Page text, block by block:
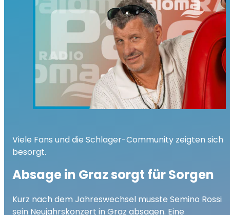
Viele Fans und die Schlager-Community zeigten sich
besorgt.
Absage in Graz sorgt für Sorgen
Kurz nach dem Jahreswechsel musste Semino Rossi
sein Neujahrskonzert in Graz absagen. Eine